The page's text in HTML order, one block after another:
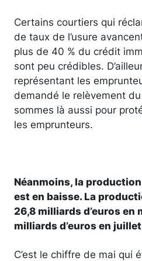
Certains courtiers qui
de taux de l’usure
plus de 40 % du crédit
sont peu crédibles.
représentant les
demandé le relèvement du
sommes là aussi pour
les emprunteurs.
Néanmoins, la
est en baisse. La
26,8 milliards d’euros en
milliards d’euros en
C’est le chiffre de mai qui